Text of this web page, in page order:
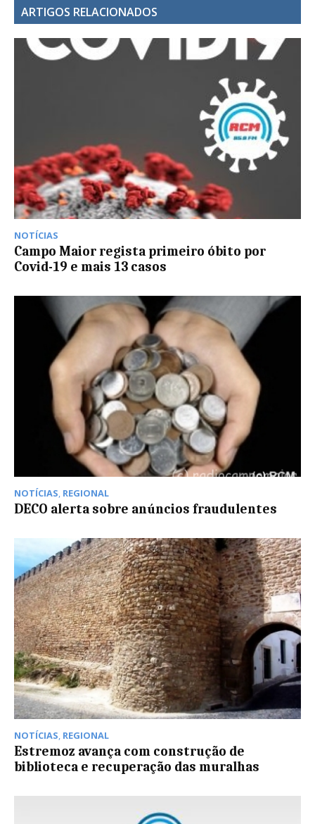
ARTIGOS RELACIONADOS
NOTÍCIAS
Campo Maior regista primeiro óbito por
Covid-19 e mais 13 casos
NOTÍCIAS, REGIONAL
DECO alerta sobre anúncios fraudulentes
NOTÍCIAS, REGIONAL
Estremoz avança com construção de
biblioteca e recuperação das muralhas